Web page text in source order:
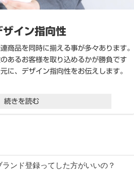
イン指向性
商品を同時に揃える事が多々あります。
あるお客様を取り込めるかが勝負です
に、デザイン指向性をお伝えします。
“女
性
ゲ
続きを読む
ンド登録ってした方がいいの？